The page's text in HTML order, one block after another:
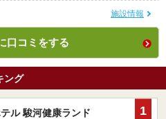
施設情報
口コミをする
ング
ル 駿河健康ランド
1